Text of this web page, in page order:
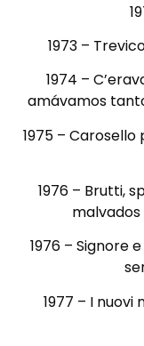
1973 –
1974 –
amávamos
1975 –
1976 – Brutti,
malvados
1976 – Signore
1977 – I